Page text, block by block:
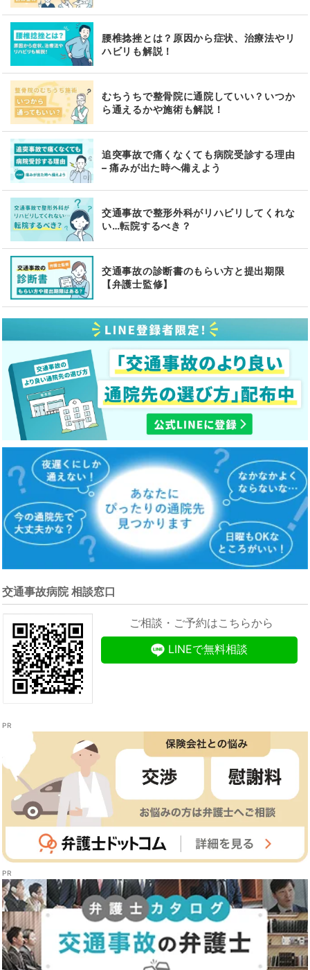
腰椎捻挫とは？原因から症状、治療法やリ
ハビリも解説！
むちうちで整骨院に通院していい？いつか
ら通えるかや施術も解説！
追突事故で痛くなくても病院受診する理由
– 痛みが出た時へ備えよう
交通事故で整形外科がリハビリしてくれな
い…転院するべき？
交通事故の診断書のもらい方と提出期限
【弁護士監修】
交通事故病院 相談窓口
ご相談・ご予約はこちらから
LINEで無料相談